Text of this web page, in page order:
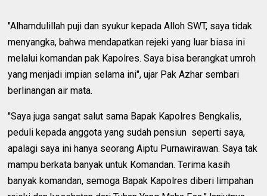
"Alhamdulillah puji dan syukur kepada Alloh SWT, saya tidak
menyangka, bahwa mendapatkan rejeki yang luar biasa ini
melalui komandan pak Kapolres. Saya bisa berangkat umroh
yang menjadi impian selama ini", ujar Pak Azhar sembari
berlinangan air mata.
"Saya juga sangat salut sama Bapak Kapolres Bengkalis,
peduli kepada anggota yang sudah pensiun seperti saya,
apalagi saya ini hanya seorang Aiptu Purnawirawan. Saya tak
mampu berkata banyak untuk Komandan. Terima kasih
banyak komandan, semoga Bapak Kapolres diberi limpahan